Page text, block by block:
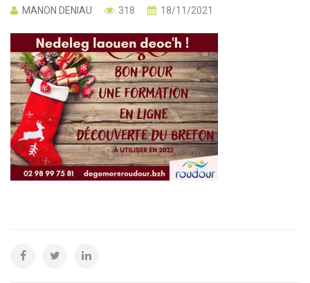
MANON DENIAU 318 18/11/2021